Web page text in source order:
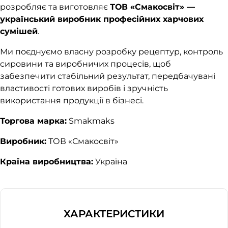
розробляє та виготовляє ТОВ «Смакосвіт» —
український виробник професійних харчових
сумішей.
Ми поєднуємо власну розробку рецептур, контроль
сировини та виробничих процесів, щоб
забезпечити стабільний результат, передбачувані
властивості готових виробів і зручність
використання продукції в бізнесі.
Торгова марка: Smakmaks
Виробник: ТОВ «Смакосвіт»
Країна виробництва: Україна
ХАРАКТЕРИСТИКИ